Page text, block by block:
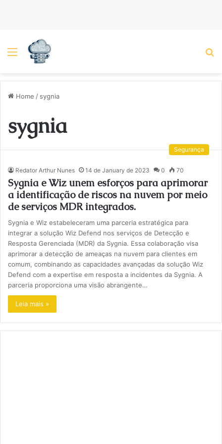
Menu
Home / sygnia
sygnia
Segurança
Redator Arthur Nunes 14 de January de 2023 0 70
Sygnia e Wiz unem esforços para aprimorar
a identificação de riscos na nuvem por meio
de serviços MDR integrados.
Sygnia e Wiz estabeleceram uma parceria estratégica para
integrar a solução Wiz Defend nos serviços de Detecção e
Resposta Gerenciada (MDR) da Sygnia. Essa colaboração visa
aprimorar a detecção de ameaças na nuvem para clientes em
comum, combinando as capacidades avançadas da solução Wiz
Defend com a expertise em resposta a incidentes da Sygnia. A
parceria proporciona uma visão abrangente…
Leia mais »